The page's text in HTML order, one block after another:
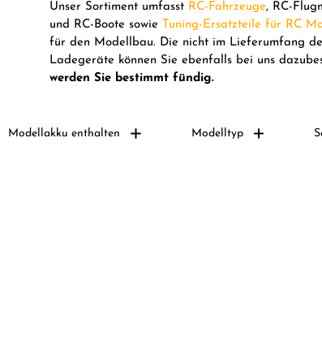
Unser Sortiment umfasst RC-Fahrzeuge, RC-
und RC-Boote sowie Tuning-Ersatzteile für RC
für den Modellbau. Die nicht im Lieferumfang
Ladegeräte können Sie ebenfalls bei uns
werden Sie bestimmt fündig.
Modellakku enthalten Modelltyp